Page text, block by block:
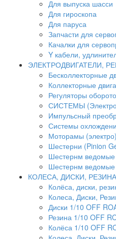
Для выпуска шасси
Для гироскопа
Для паруса
Запчасти для
Качалки для
Y кабели,
ЭЛЕКТРОДВИГАТЕЛИ,
Бесколлекторные
Коллекторные
Регуляторы
СИСТЕМЫ
Импульсный
Системы
Моторамы (электро)
Шестерни (Pinion
Шестернм ведомые
Шестернм ведомые
КОЛЕСА, ДИСКИ, РЕЗИНА
Колёса, диски,
Колеса, Диски,
Диски 1/10 OFF
Резина 1/10 OFF
Колёса 1/10 OFF